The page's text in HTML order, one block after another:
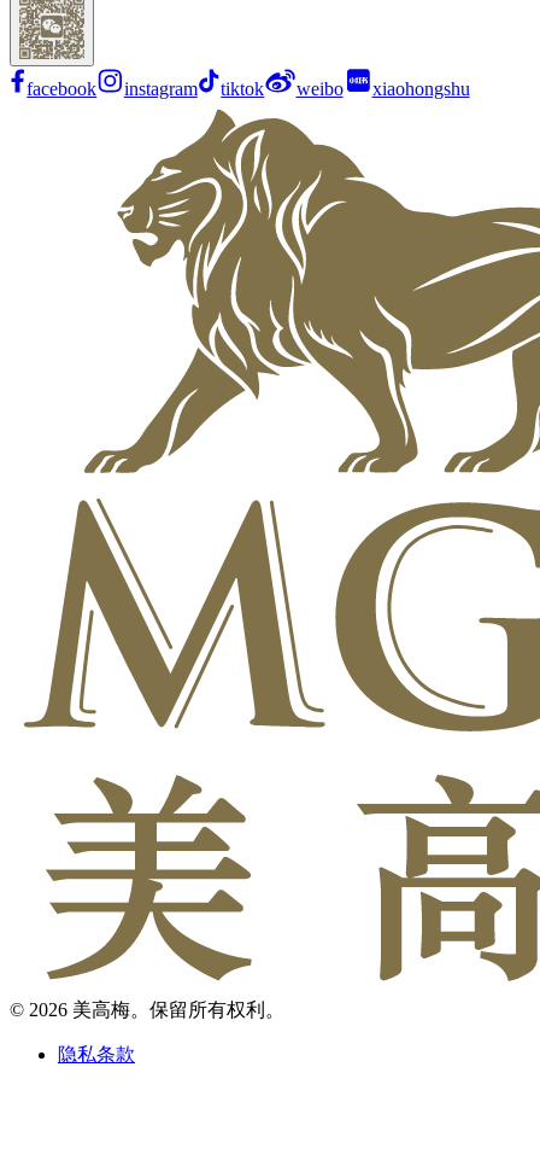
facebook instagram tiktok weibo xiaohongshu
© 2026 美高梅。保留所有权利。
隐私条款